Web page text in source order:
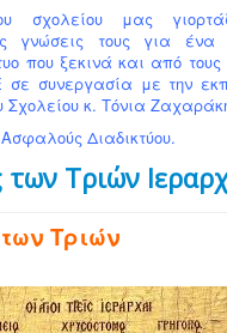
σχολείου μας
γνώσεις τους για
που ξεκινά και από τους
συνεργασία με την
Σχολείου κ. Τόνια
Διαδικτύου.
των Τριών
Τριών